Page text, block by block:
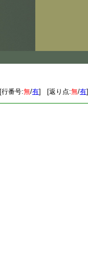
[行番号:無/有] [返り点:無/有]